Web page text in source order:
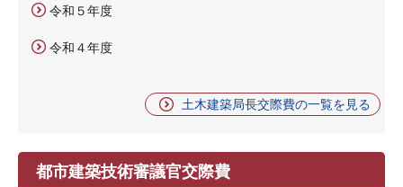
令和５年度
令和４年度
土木建築局長交際費の一覧を見る
都市建築技術審議官交際費